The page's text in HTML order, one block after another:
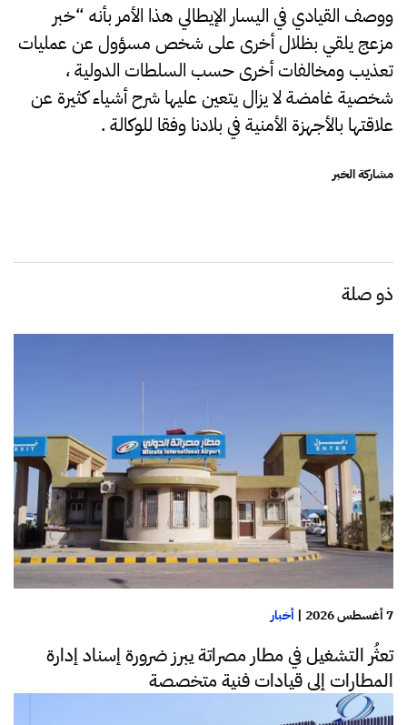
ووصف القيادي في اليسار الإيطالي هذا الأمر بأنه “خبر
مزعج يلقي بظلال أخرى على شخص مسؤول عن عمليات
تعذيب ومخالفات أخرى حسب السلطات الدولية ،
شخصية غامضة لا يزال يتعين عليها شرح أشياء كثيرة عن
علاقتها بالأجهزة الأمنية في بلادنا وفقا للوكالة .
مشاركة الخبر
ذو صلة
7 أغسطس 2026 | أخبار
تعثُر التشغيل في مطار مصراتة يبرز ضرورة إسناد إدارة
المطارات إلى قيادات فنية متخصصة